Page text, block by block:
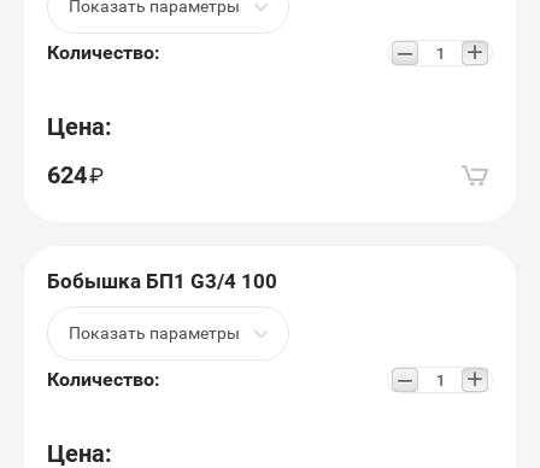
Показать параметры
Количество: − +
Цена:
624
Бобышка БП1 G3/4 100
Показать параметры
Количество: − +
Цена: